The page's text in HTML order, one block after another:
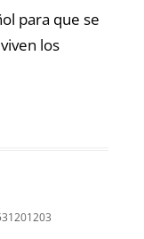
para que se
los